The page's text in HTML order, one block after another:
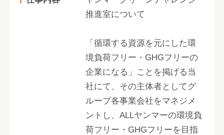
推進室について
「循環する資源を元にした環
境負荷フリー・GHGフリーの
企業になる」ことを掲げる当
社にて、その主体者としてグ
ループ各事業会社をマネジメ
ントし、ALLヤンマーの環境負
荷フリー・GHGフリーを目指